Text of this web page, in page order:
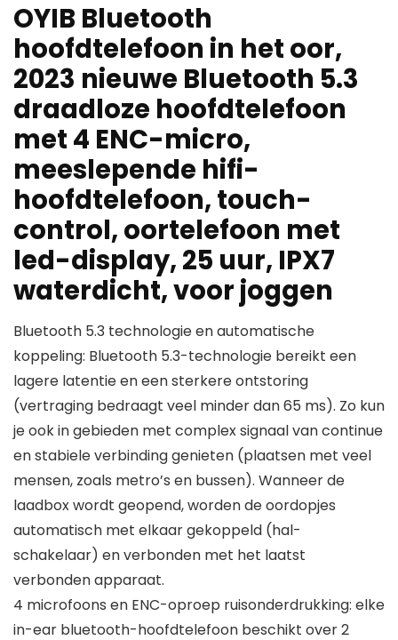
OYIB Bluetooth
hoofdtelefoon in het oor,
2023 nieuwe Bluetooth 5.3
draadloze hoofdtelefoon
met 4 ENC-micro,
meeslepende hifi-
hoofdtelefoon, touch-
control, oortelefoon met
led-display, 25 uur, IPX7
waterdicht, voor joggen
Bluetooth 5.3 technologie en automatische
koppeling: Bluetooth 5.3-technologie bereikt een
lagere latentie en een sterkere ontstoring
(vertraging bedraagt veel minder dan 65 ms). Zo kun
je ook in gebieden met complex signaal van continue
en stabiele verbinding genieten (plaatsen met veel
mensen, zoals metro’s en bussen). Wanneer de
laadbox wordt geopend, worden de oordopjes
automatisch met elkaar gekoppeld (hal-
schakelaar) en verbonden met het laatst
verbonden apparaat.
4 microfoons en ENC-oproep ruisonderdrukking: elke
in-ear bluetooth-hoofdtelefoon beschikt over 2